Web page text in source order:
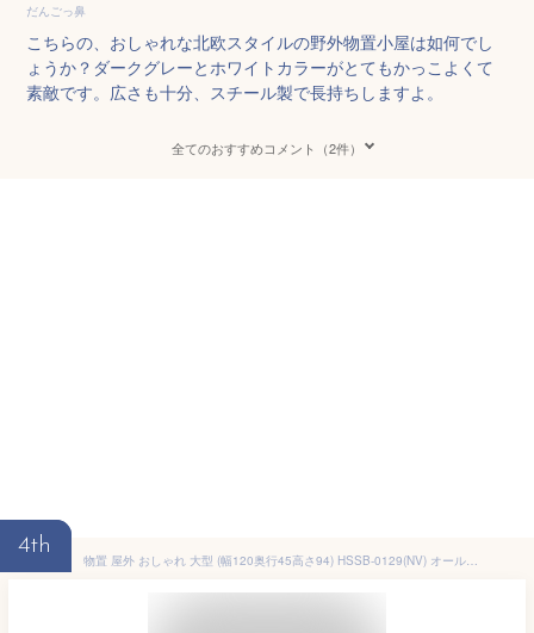
だんごっ鼻
こちらの、おしゃれな北欧スタイルの野外物置小屋は如何でし
ょうか？ダークグレーとホワイトカラーがとてもかっこよくて
素敵です。広さも十分、スチール製で長持ちしますよ。
全てのおすすめコメント（2件）
4th
物置 屋外 おしゃれ 大型 (幅120奥行45高さ94) HSSB-0129(NV) オールネイビー スチール収納庫 スチール物置 物置き 大容量 山善 YAMAZEN ガーデンマスター 【送料無料】